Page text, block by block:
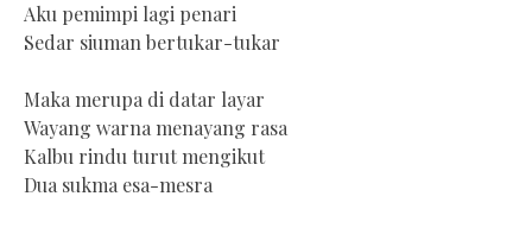
Aku pemimpi lagi penari
Sedar siuman bertukar-tukar
Maka merupa di datar layar
Wayang warna menayang rasa
Kalbu rindu turut mengikut
Dua sukma esa-mesra